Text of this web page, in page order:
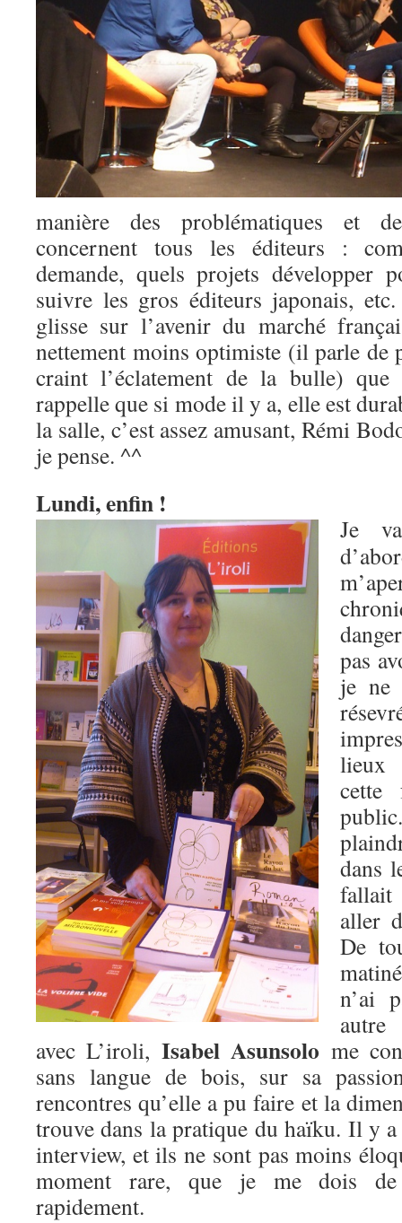
manière des problématiques et
concernent tous les éditeurs :
demande, quels projets développer
suivre les gros éditeurs japonais,
glisse sur l’avenir du marché
nettement moins optimiste (il parle de
craint l’éclatement de la bulle)
rappelle que si mode il y a, elle est
la salle, c’est assez amusant, Rémi
je pense. ^^
Lundi, enfin !
Je
pas
je ne
lieux
cette
dans
aller
De
n’ai
autre
avec L’iroli, Isabel Asunsolo me
sans langue de bois, sur sa
rencontres qu’elle a pu faire et la
trouve dans la pratique du haïku. Il y a
interview, et ils ne sont pas moins
moment rare, que je me dois
rapidement.